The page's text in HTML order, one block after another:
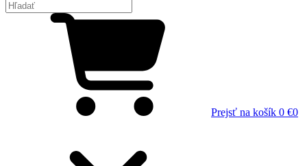
Prejsť na košík 0 €0